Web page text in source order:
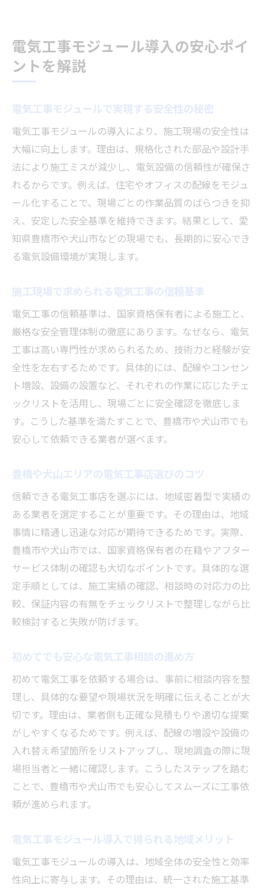
リット
住宅リフォームに最適な電気工事の選び方
電気工事モジュール活用で快適な住環境へ
施工内容で比較する電気工事の重要ポイン
ト
地域密着型電気工事のサポート体制とは
電気工事とリフォームの調和がもたらす安
心
信頼できる施工で差がつく電気工事の秘密
電気工事の技術力が信頼性を左右する理由
丁寧な電気工事がもたらす長期的な安心感
口コミで評価される電気工事の特徴
モジュール対応可能な電気工事業者の選び
方
地域密着の電気工事を依頼する際の注意点
地域密着型電気工事のメリットと選び方
地元で信頼される電気工事業者の条件
電気工事依頼前に確認すべきポイント
迅速対応可能な電気工事店の見抜き方
アフターサービスが充実した電気工事の魅力
電気工事のアフターサービスが選ばれる理
由
施工後のサポートで安心が続く電気工事
電気工事モジュール導入時のサポート体制
豊橋エリアで評判の電気工事サービス内容
トラブル時に頼れる電気工事店の特徴
電気工事求人と施工現場の今を読み解く
電気工事業界の求人動向と現場の変化
豊橋の電気工事求人が増加する理由とは
電気工事モジュールが現場にもたらす影響
求人選びで重視したい電気工事の条件
現場スタッフが語る電気工事のやりがい
電気工事モジュール導入の安心ポイ
ントを解説
電気工事モジュールで実現する安全性の秘密
電気工事モジュールの導入により、施工現場の安全性は
大幅に向上します。理由は、規格化された部品や設計手
法により施工ミスが減少し、電気設備の信頼性が確保さ
れるからです。例えば、住宅やオフィスの配線をモジュ
ール化することで、現場ごとの作業品質のばらつきを抑
え、安定した安全基準を維持できます。結果として、愛
知県豊橋市や犬山市などの現場でも、長期的に安心でき
る電気設備環境が実現します。
施工現場で求められる電気工事の信頼基準
電気工事の信頼基準は、国家資格保有者による施工と、
厳格な安全管理体制の徹底にあります。なぜなら、電気
工事は高い専門性が求められるため、技術力と経験が安
全性を左右するためです。具体的には、配線やコンセン
ト増設、設備の設置など、それぞれの作業に応じたチェ
ックリストを活用し、現場ごとに安全確認を徹底しま
す。こうした基準を満たすことで、豊橋市や犬山市でも
安心して依頼できる業者が選べます。
豊橋や犬山エリアの電気工事店選びのコツ
信頼できる電気工事店を選ぶには、地域密着型で実績の
ある業者を選定することが重要です。その理由は、地域
事情に精通し迅速な対応が期待できるためです。実際、
豊橋市や犬山市では、国家資格保有者の在籍やアフター
サービス体制の確認も大切なポイントです。具体的な選
定手順としては、施工実績の確認、相談時の対応力の比
較、保証内容の有無をチェックリストで整理しながら比
較検討すると失敗が防げます。
初めてでも安心な電気工事相談の進め方
初めて電気工事を依頼する場合は、事前に相談内容を整
理し、具体的な要望や現場状況を明確に伝えることが大
切です。理由は、業者側も正確な見積もりや適切な提案
がしやすくなるためです。例えば、配線の増設や設備の
入れ替え希望箇所をリストアップし、現地調査の際に現
場担当者と一緒に確認します。こうしたステップを踏む
ことで、豊橋市や犬山市でも安心してスムーズに工事依
頼が進められます。
電気工事モジュール導入で得られる地域メリット
電気工事モジュールの導入は、地域全体の安全性と効率
性向上に寄与します。その理由は、統一された施工基準